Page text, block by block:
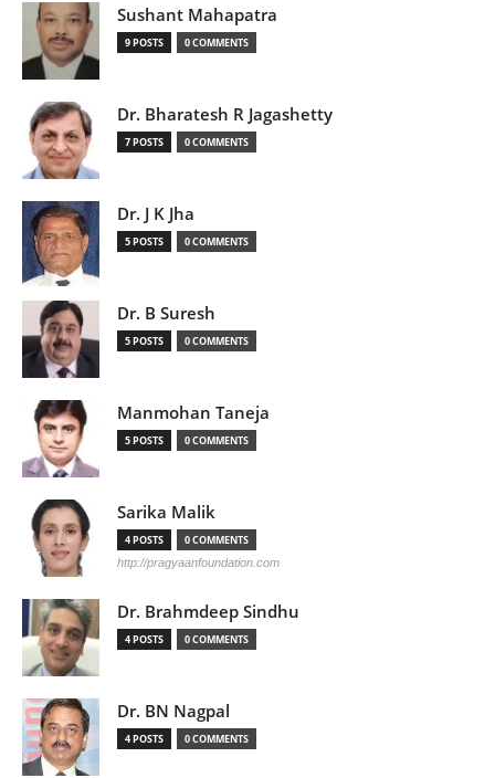
Sushant Mahapatra
9 POSTS 0 COMMENTS
Dr. Bharatesh R Jagashetty
7 POSTS 0 COMMENTS
Dr. J K Jha
5 POSTS 0 COMMENTS
Dr. B Suresh
5 POSTS 0 COMMENTS
Manmohan Taneja
5 POSTS 0 COMMENTS
Sarika Malik
4 POSTS 0 COMMENTS
http://pragyaanfoundation.com
Dr. Brahmdeep Sindhu
4 POSTS 0 COMMENTS
Dr. BN Nagpal
4 POSTS 0 COMMENTS